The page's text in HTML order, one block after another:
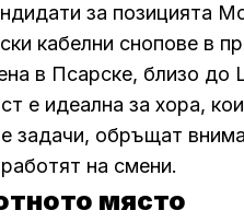
за позицията
кабелни снопове в
в Псарске, близо до
е идеална за хора,
задачи, обръщат
на смени.
място